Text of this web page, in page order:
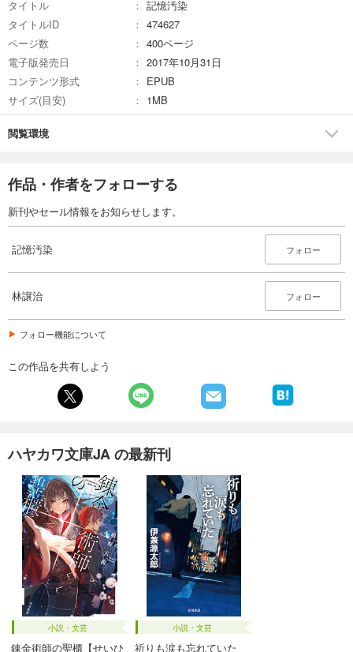
タイトル
記憶汚染
タイトルID
474627
ページ数
400ページ
電子版発売日
2017年10月31日
コンテンツ形式
EPUB
サイズ(目安)
1MB
閲覧環境
作品・作者をフォローする
新刊やセール情報をお知らせします。
記憶汚染 フォロー
林譲治 フォロー
フォロー機能について
この作品を共有しよう
ハヤカワ文庫JA の最新刊
小説・文芸
錬金術師の聖櫃【せいひ
小説・文芸
祈りも涙も忘れていた